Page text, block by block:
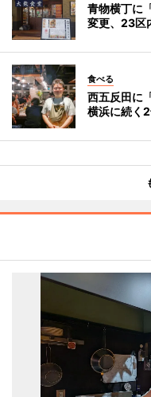
青物横丁に
変更、23区
食べる
西五反田に
横浜に続く